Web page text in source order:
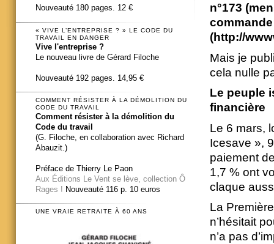
n°173
(http://
Mais je
cela nulle
Le peuple
financière
Le 6 mars,
Icesave »,
paiement
1,7 % ont
claque
La
n’hésitait
n’a pas
Nouveauté 180 pages. 12 €
« VIVE L’ENTREPRISE ? » LE CODE DU
TRAVAIL EN DANGER
Vive l'entreprise ?
Le nouveau livre de Gérard Filoche
Nouveauté 192 pages. 14,95 €
COMMENT RÉSISTER À LA DÉMOLITION DU
CODE DU TRAVAIL
Comment résister à la démolition du
Code du travail
(G. Filoche, en collaboration avec Richard
Abauzit.)
Préface de Thierry Le Paon
Aux Éditions Le Vent se lève, collection Ô
Rages ! Nouveauté 116 p. 10 euros
UNE VRAIE RETRAITE À 60 ANS